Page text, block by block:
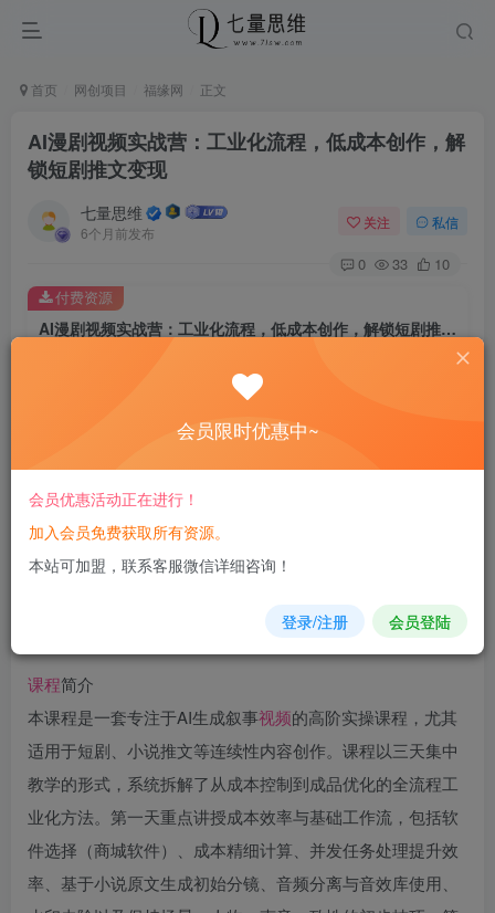
首页 网创项目 福缘网 正文
AI漫剧视频实战营：工业化流程，低成本创作，解
锁短剧推文变现
七量思维
6个月前发布
关注 私信
0 33 10
AI漫剧视频实战营：工业化流程，低成本创作，解锁短剧推文变现
8.8
免费
您当前未登录！建议登陆后购买，可保存购买订单
付费资源
课程简介
本课程是一套专注于AI生成叙事视频的高阶实操课程，尤其
适用于短剧、小说推文等连续性内容创作。课程以三天集中
教学的形式，系统拆解了从成本控制到成品优化的全流程工
业化方法。第一天重点讲授成本效率与基础工作流，包括软
件选择（商城软件）、成本精细计算、并发任务处理提升效
率、基于小说原文生成初始分镜、音频分离与音效库使用、
会员限时优惠中~
会员优惠活动正在进行！
加入会员免费获取所有资源。
本站可加盟，联系客服微信详细咨询！
登录/注册 会员登陆